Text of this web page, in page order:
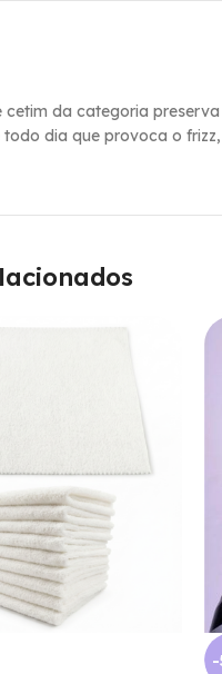
da categoria
todo dia que provoca o